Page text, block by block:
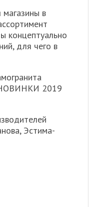
в
концептуально
для чего в
НОВИНКИ 2019
Эстима-